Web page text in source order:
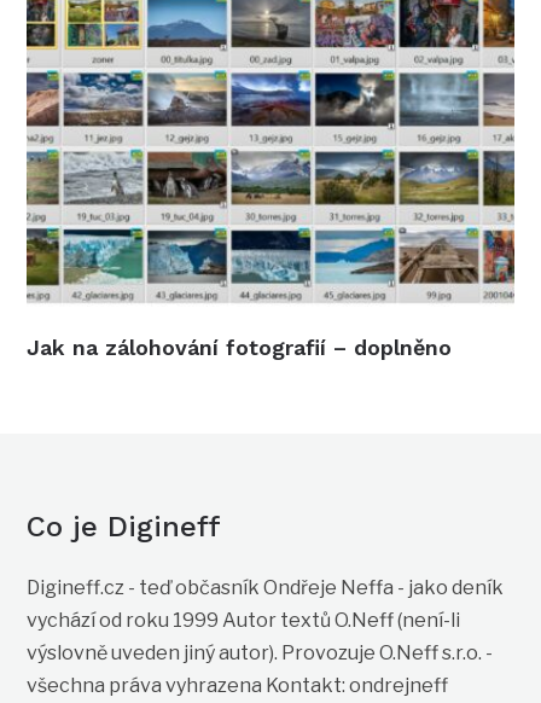
Jak na zálohování fotografií – doplněno
Co je Digineff
Digineff.cz - teď občasník Ondřeje Neffa - jako deník
vychází od roku 1999 Autor textů O.Neff (není-li
výslovně uveden jiný autor). Provozuje O.Neff s.r.o. -
všechna práva vyhrazena Kontakt: ondrejneff